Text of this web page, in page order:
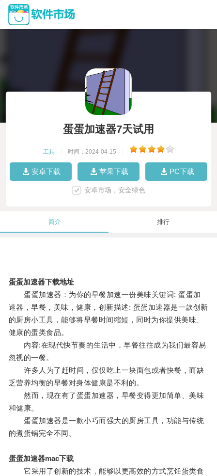
蛋蛋加速器7天试用
工具 时间：2024-04-15
安卓下载 苹果下载 PC下载
安卓市场，安全绿色
简介 排行
蛋蛋加速器下载地址
蛋蛋加速器：为你的早餐加速一份美味关键词: 蛋蛋加
速器，早餐，美味，健康，创新描述: 蛋蛋加速器是一款创新
的厨房小工具，能够将早餐时间缩短，同时为你提供美味、
健康的蛋类食品。
内容:在现代快节奏的生活中，早餐往往成为我们最容易
忽视的一餐。
许多人为了赶时间，仅仅吃上一块面包或者快餐，而缺
乏营养均衡的早餐对身体健康是不利的。
然而，现在有了蛋蛋加速器，早餐变得更加简单、美味
和健康。
蛋蛋加速器是一款小巧而强大的厨房工具，功能与传统
的煮蛋锅完全不同。
蛋蛋加速器mac下载
它采用了创新的技术，能够以更高效的方式烹饪蛋类食